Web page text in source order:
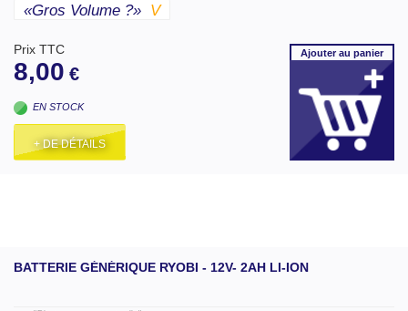
«gros Volume ?» V
Prix TTC
8,00 €
EN STOCK
+ DE DÉTAILS
Ajouterau panier
BATTERIE GÉNÉRIQUE RYOBI - 12V- 2AH LI-ION